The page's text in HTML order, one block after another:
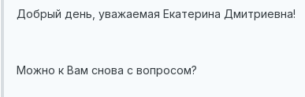
Добрый день, уважаемая Екатерина Дмитриевна!
Можно к Вам снова с вопросом?